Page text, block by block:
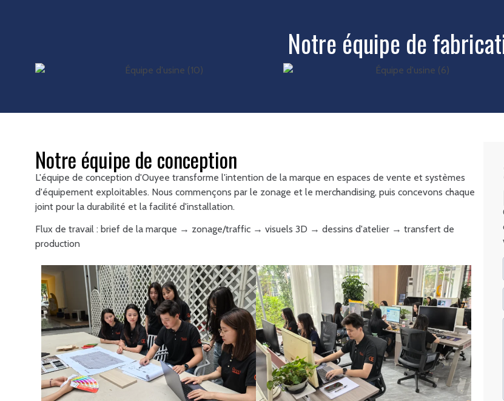
Notre équipe de
Notre équipe de conception
L'équipe de conception d'Ouyee transforme l'intention de la marque en espaces de vente et systèmes
d'équipement exploitables. Nous commençons par le zonage et le merchandising, puis concevons chaque
joint pour la durabilité et la facilité d'installation.
Flux de travail : brief de la marque → zonage/traffic → visuels 3D → dessins d'atelier → transfert de
production